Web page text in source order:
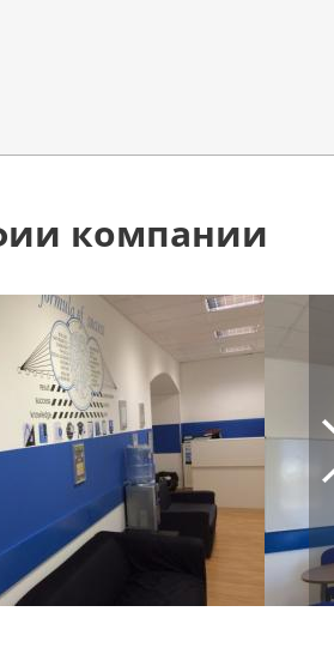
компании